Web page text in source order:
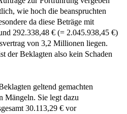
wie hoch die beanspruchten
da diese Beträge mit
292.338,48 € (= 2.045.938,45 €)
von 3,2 Millionen liegen.
der Beklagten also kein Schaden
geltend gemachten
Mängeln. Sie legt dazu
30.113,29 € vor